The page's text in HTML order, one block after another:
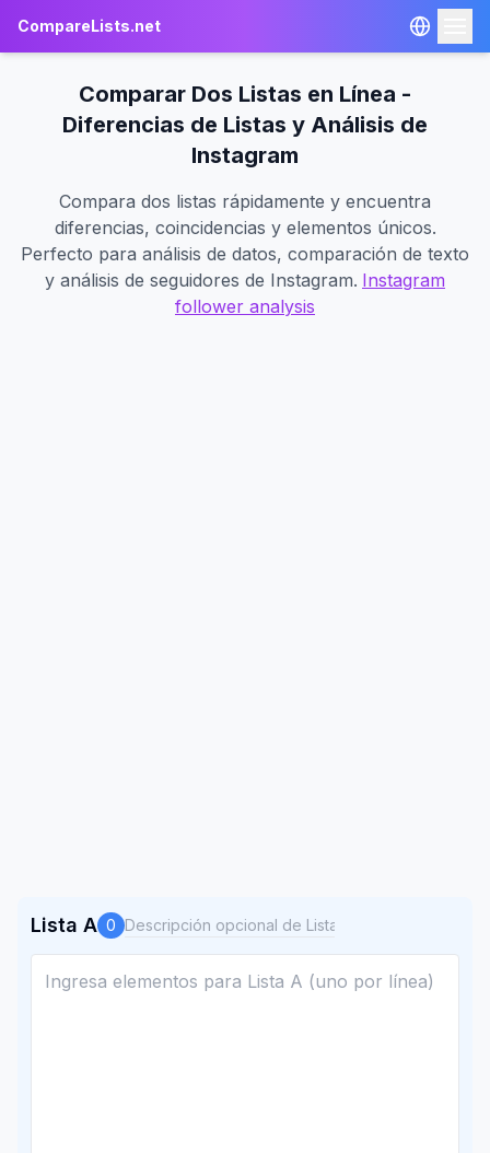
CompareLists.net
Navbar.excelCompare
Navbar.textCompare
Instagram Unfollowers
Comparar Dos Listas en Línea -
Diferencias de Listas y Análisis de
Instagram
Compara dos listas rápidamente y encuentra
diferencias, coincidencias y elementos únicos.
Perfecto para análisis de datos, comparación de texto
y análisis de seguidores de Instagram. Instagram
follower analysis
Lista A 0